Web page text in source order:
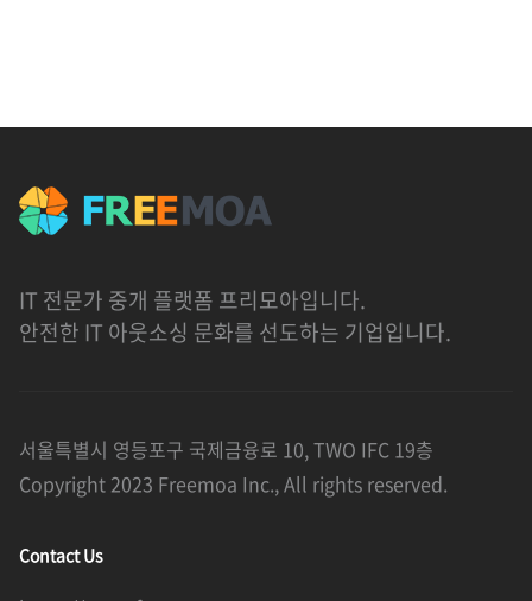
IT 전문가 중개 플랫폼 프리모아입니다.
안전한 IT 아웃소싱 문화를 선도하는 기업입니다.
서울특별시 영등포구 국제금융로 10, TWO IFC 19층
Copyright 2023 Freemoa Inc., All rights reserved.
Contact Us